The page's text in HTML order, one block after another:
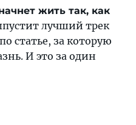
жить так, как
лучший трек
статье, за которую
И это за один